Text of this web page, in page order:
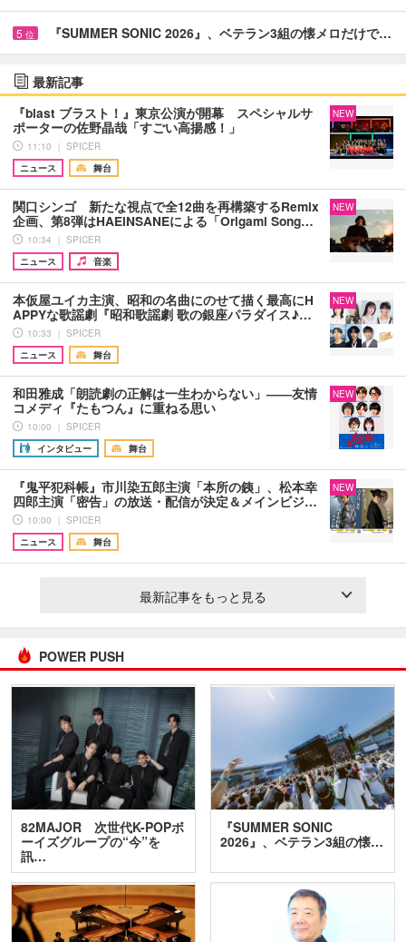
5 位 『SUMMER SONIC 2026』、ベテラン3組の懐メロだけで…
最新記事
『blast ブラスト！』東京公演が開幕 スペシャルサ
ポーターの佐野晶哉「すごい高揚感！」
11:10 ｜ SPICER
ニュース
舞台
NEW
関口シンゴ 新たな視点で全12曲を再構築するRemix
企画、第8弾はHAEINSANEによる「Origami Song…
10:34 ｜ SPICER
ニュース
音楽
NEW
本仮屋ユイカ主演、昭和の名曲にのせて描く最高にH
APPYな歌謡劇『昭和歌謡劇 歌の銀座パラダイス♪…
10:33 ｜ SPICER
ニュース
舞台
NEW
和田雅成「朗読劇の正解は一生わからない」――友情
コメディ『たもつん』に重ねる思い
10:00 ｜ SPICER
インタビュー
舞台
NEW
『鬼平犯科帳』市川染五郎主演「本所の銕」、松本幸
四郎主演「密告」の放送・配信が決定＆メインビジ…
10:00 ｜ SPICER
ニュース
舞台
NEW
最新記事をもっと見る
POWER PUSH
82MAJOR 次世代K-POPボ
ーイズグループの“今”を
訊…
『SUMMER SONIC
2026』、ベテラン3組の懐…